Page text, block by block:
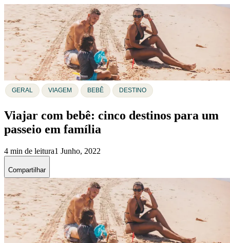
GERAL VIAGEM BEBÊ DESTINO
Viajar com bebê: cinco destinos para um
passeio em família
4 min de leitura1 Junho, 2022
Compartilhar